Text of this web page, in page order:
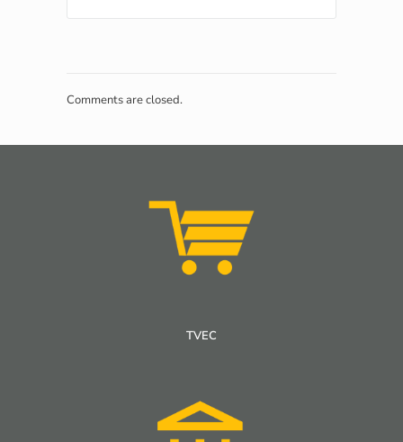
Comments are closed.
TVEC